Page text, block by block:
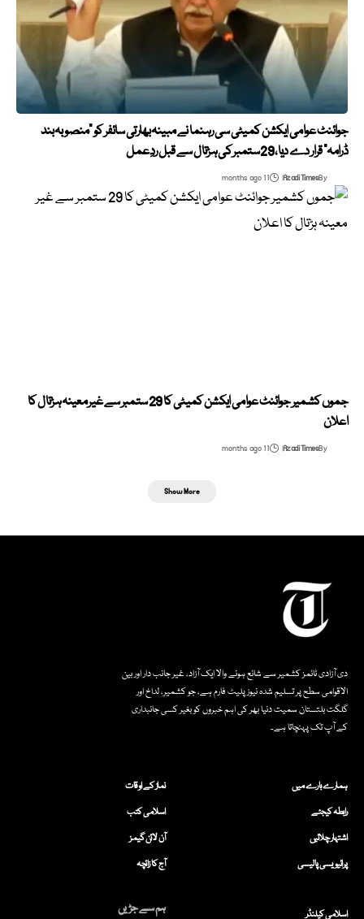
جوائنٹ عوامی ایکشن کمیٹی سی رہنما نے مبینہ بھارتی سائفر کو “منصوبہ بند
ڈرامہ” قرار دے دیا، 29 ستمبر کی ہڑتال سے قبل ردِعمل
By
Azadi Times
11 months ago
جموں کشمیر جوائنٹ عوامی ایکشن کمیٹی کا 29 ستمبر سے غیر معینہ ہڑتال کا
اعلان
By
Azadi Times
11 months ago
Show More
دی آزادی ٹائمز کشمیر سے شائع ہونے والا ایک آزاد، غیر جانب دار اور بین
الاقوامی سطح پر تسلیم شدہ نیوز پلیٹ فارم ہے، جو کشمیر، لداخ اور
گلگت بلتستان سمیت دنیا بھر کی اہم خبروں کو بغیر کسی جانبداری
کے آپ تک پہنچاتا ہے۔
ہمارے بارے میں
رابطہ کیجئے
اشتہار چلائیں
پرائیویسی پالیسی
نماز کے اوقات
اسلامی کتب
آن لائن گیمز
آج کا زائچہ
اسلامی کیلنڈر ہم سے جڑیں